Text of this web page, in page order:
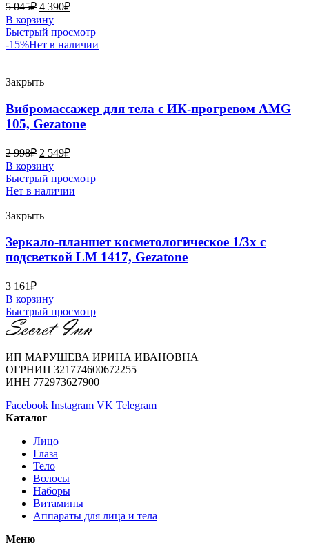
5 045₽ 4 390₽
В корзину
Быстрый просмотр
-15%Нет в наличии
Закрыть
Вибромассажер для тела с ИК-прогревом AMG
105, Gezatone
2 998₽ 2 549₽
В корзину
Быстрый просмотр
Нет в наличии
Закрыть
Зеркало-планшет косметологическое 1/3х с
подсветкой LM 1417, Gezatone
3 161₽
В корзину
Быстрый просмотр
ИП МАРУШЕВА ИРИНА ИВАНОВНА
ОГРНИП 321774600672255
ИНН 772973627900
Facebook Instagram VK Telegram
Каталог
Лицо
Глаза
Тело
Волосы
Наборы
Витамины
Аппараты для лица и тела
Меню